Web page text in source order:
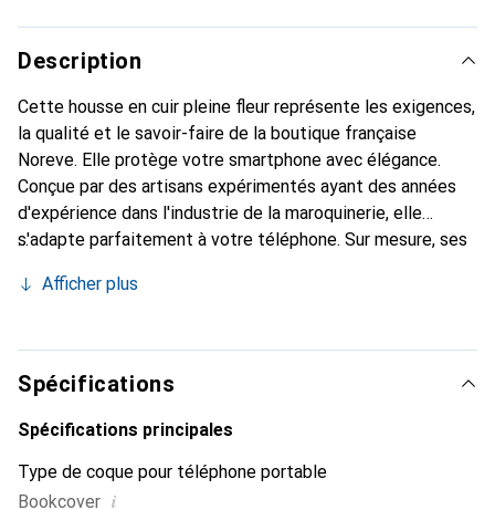
Description
Cette housse en cuir pleine fleur représente les exigences,
la qualité et le savoir-faire de la boutique française
Noreve. Elle protège votre smartphone avec élégance.
Conçue par des artisans expérimentés ayant des années
d'expérience dans l'industrie de la maroquinerie, elle
s'adapte parfaitement à votre téléphone. Sur mesure, ses
Elle devient l'accessoire chic et indispensable pour votre
produits de haute qualité, la marque Noreve est un choix
fiable pour une clientèle exigeante.
Afficher plus
Spécifications
Spécifications principales
Type de coque pour téléphone portable
Bookcover i